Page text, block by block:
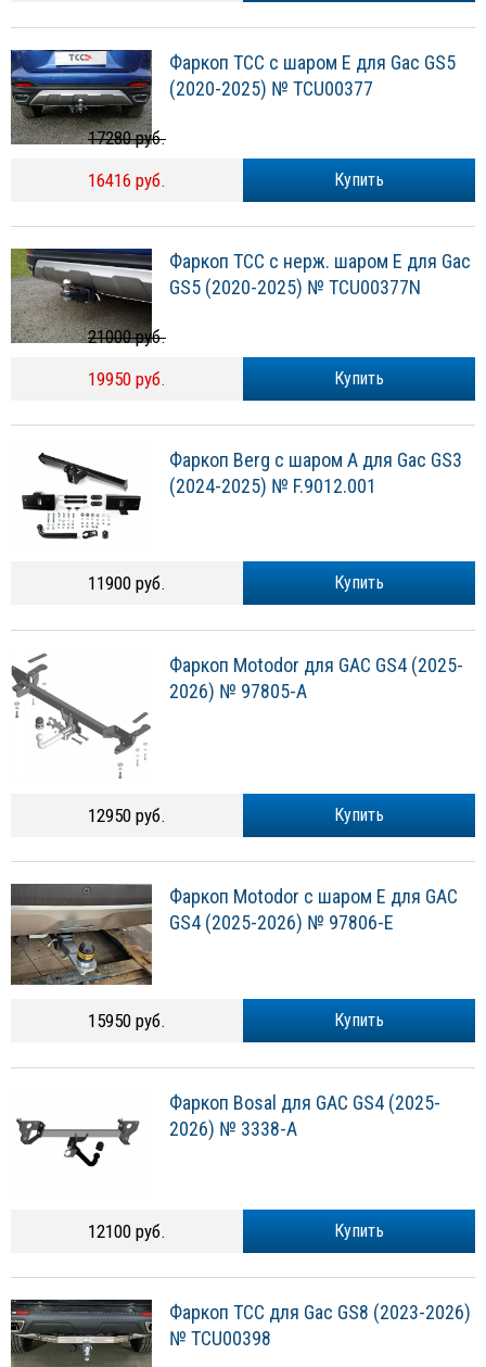
Фаркоп ТСС с шаром E для Gac GS5
(2020-2025) № TCU00377
Купить
17280 руб.
16416 руб.
Фаркоп ТСС с нерж. шаром E для Gac
GS5 (2020-2025) № TCU00377N
Купить
21000 руб.
19950 руб.
Фаркоп Berg с шаром A для Gac GS3
(2024-2025) № F.9012.001
Купить
11900 руб.
Фаркоп Motodor для GAC GS4 (2025-
2026) № 97805-A
Купить
12950 руб.
Фаркоп Motodor с шаром Е для GAC
GS4 (2025-2026) № 97806-E
Купить
15950 руб.
Фаркоп Bosal для GAC GS4 (2025-
2026) № 3338-A
Купить
12100 руб.
Фаркоп ТСС для Gac GS8 (2023-2026)
№ TCU00398